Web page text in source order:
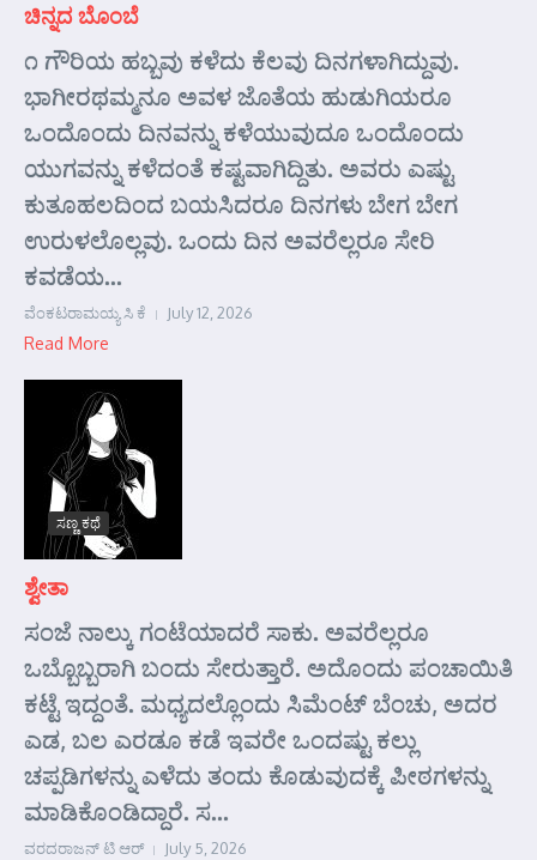
ಚಿನ್ನದ ಬೊಂಬೆ
೧ ಗೌರಿಯ ಹಬ್ಬವು ಕಳೆದು ಕೆಲವು ದಿನಗಳಾಗಿದ್ದುವು.
ಭಾಗೀರಥಮ್ಮನೂ ಅವಳ ಜೊತೆಯ ಹುಡುಗಿಯರೂ
ಒಂದೊಂದು ದಿನವನ್ನು ಕಳೆಯುವುದೂ ಒಂದೊಂದು
ಯುಗವನ್ನು ಕಳೆದಂತೆ ಕಷ್ಟವಾಗಿದ್ದಿತು. ಅವರು ಎಷ್ಟು
ಕುತೂಹಲದಿಂದ ಬಯಸಿದರೂ ದಿನಗಳು ಬೇಗ ಬೇಗ
ಉರುಳಲೊಲ್ಲವು. ಒಂದು ದಿನ ಅವರೆಲ್ಲರೂ ಸೇರಿ
ಕವಡೆಯ...
ವೆಂಕಟರಾಮಯ್ಯ ಸಿ ಕೆ July 12, 2026
Read More
ಸಣ್ಣ ಕಥೆ
ಶ್ವೇತಾ
ಸಂಜೆ ನಾಲ್ಕು ಗಂಟೆಯಾದರೆ ಸಾಕು. ಅವರೆಲ್ಲರೂ
ಒಬ್ಬೊಬ್ಬರಾಗಿ ಬಂದು ಸೇರುತ್ತಾರೆ. ಅದೊಂದು ಪಂಚಾಯಿತಿ
ಕಟ್ಟೆ ಇದ್ದಂತೆ. ಮಧ್ಯದಲ್ಲೊಂದು ಸಿಮೆಂಟ್ ಬೆಂಚು, ಅದರ
ಎಡ, ಬಲ ಎರಡೂ ಕಡೆ ಇವರೇ ಒಂದಷ್ಟು ಕಲ್ಲು
ಚಪ್ಪಡಿಗಳನ್ನು ಎಳೆದು ತಂದು ಕೊಡುವುದಕ್ಕೆ ಪೀಠಗಳನ್ನು
ಮಾಡಿಕೊಂಡಿದ್ದಾರೆ. ಸ...
ವರದರಾಜನ್ ಟಿ ಆರ್ July 5, 2026